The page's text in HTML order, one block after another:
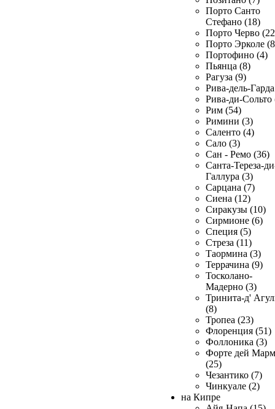
Порто Санто
Стефано (18)
Порто Черво
Порто Эрколе
Портофино (4)
Пьянца (8)
Рагуза (9)
Рива-дель-
Рива-ди-Сольто
Рим (54)
Римини (3)
Саленто (4)
Сало (3)
Сан - Ремо (36)
Санта-Тереза-
Галлура (3)
Сарцана (7)
Сиена (12)
Сиракузы (10)
Сирмионе (6)
Специя (5)
Стреза (11)
Таормина (3)
Террачина (9)
Тосколано-
Мадерно (3)
Тринита-д'
(8)
Тропеа (23)
Флоренция (51)
Фоллоника (3)
Форте дей
(25)
Чезантико (7)
Чинкуале (2)
на Кипре